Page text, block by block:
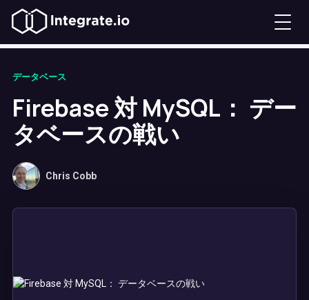
データベース
Firebase 対 MySQL： デー
タベースの戦い
Chris Cobb